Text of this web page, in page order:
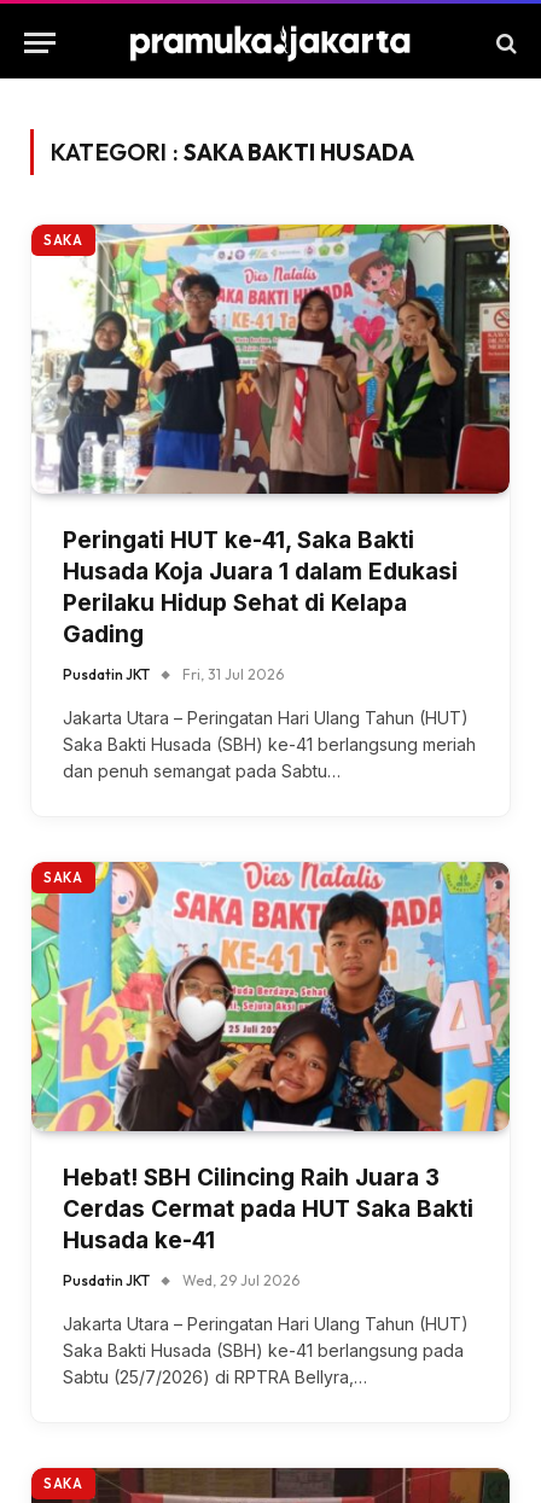
KATEGORI :SAKA BAKTI HUSADA
SAKA
Peringati HUT ke-41, Saka Bakti
Husada Koja Juara 1 dalam Edukasi
Perilaku Hidup Sehat di Kelapa
Gading
Pusdatin JKT Fri, 31 Jul 2026
Jakarta Utara – Peringatan Hari Ulang Tahun (HUT)
Saka Bakti Husada (SBH) ke-41 berlangsung meriah
dan penuh semangat pada Sabtu…
SAKA
Hebat! SBH Cilincing Raih Juara 3
Cerdas Cermat pada HUT Saka Bakti
Husada ke-41
Pusdatin JKT Wed, 29 Jul 2026
Jakarta Utara – Peringatan Hari Ulang Tahun (HUT)
Saka Bakti Husada (SBH) ke-41 berlangsung pada
Sabtu (25/7/2026) di RPTRA Bellyra,…
SAKA